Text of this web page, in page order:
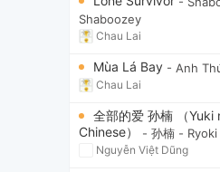
Shaboozey
Chau Lai
Mùa Lá Bay - Anh
Chau Lai
全部的爱 孙楠 （Yuki
Chinese） - 孙楠 -
Nguyễn Việt Dũng